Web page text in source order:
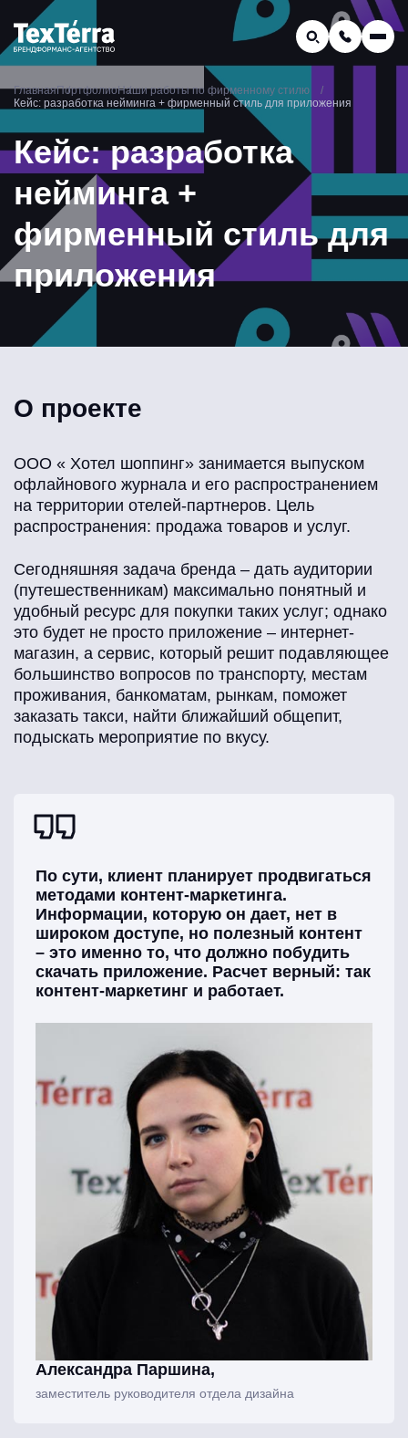
GEO-продвижение
Поиск по услугам и статьям...
Заказать звонок
Телефон отдела продаж:
8 (800) 775-16-41
Наш e-mail:
ГлавнаяПортфолиоНаши работы по фирменному стилю
Кейс: разработка нейминга + фирменный стиль для приложения
Кейс: разработка
нейминга +
фирменный стиль для
приложения
О проекте
ООО « Хотел шоппинг» занимается выпуском
офлайнового журнала и его распространением
на территории отелей-партнеров. Цель
распространения: продажа товаров и услуг.
Сегодняшняя задача бренда – дать аудитории
(путешественникам) максимально понятный и
удобный ресурс для покупки таких услуг; однако
это будет не просто приложение – интернет-
магазин, а сервис, который решит подавляющее
большинство вопросов по транспорту, местам
проживания, банкоматам, рынкам, поможет
заказать такси, найти ближайший общепит,
подыскать мероприятие по вкусу.
По сути, клиент планирует продвигаться
методами контент-маркетинга.
Информации, которую он дает, нет в
широком доступе, но полезный контент
– это именно то, что должно побудить
скачать приложение. Расчет верный: так
контент-маркетинг и работает.
Александра Паршина,
заместитель руководителя отдела дизайна